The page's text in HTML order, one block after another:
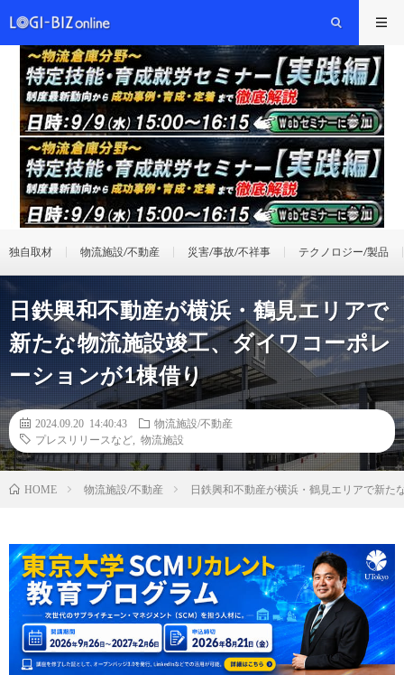
独自取材 物流施設/不動産 災害/事故/不祥事 テクノロジー/製品
日鉄興和不動産が横浜・鶴見エリアで
新たな物流施設竣工、ダイワコーポレ
ーションが1棟借り
2024.09.20 14:40:43
物流施設/不動産
プレスリリースなど
物流施設
HOME 物流施設/不動産 日鉄興和不動産が横浜・鶴見エリアで新た